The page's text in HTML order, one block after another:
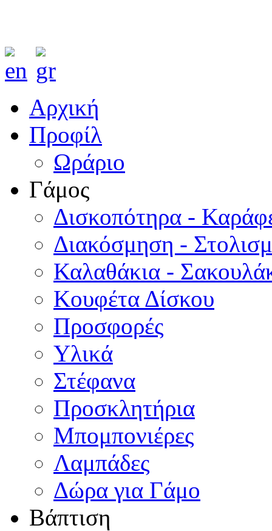
Αρχική
Προφίλ
Ωράριο
Γάμος
Δισκοπότηρα -
Διακόσμηση -
Καλαθάκια -
Κουφέτα Δίσκου
Προσφορές
Υλικά
Στέφανα
Προσκλητήρια
Μπομπονιέρες
Λαμπάδες
Δώρα για Γάμο
Βάπτιση